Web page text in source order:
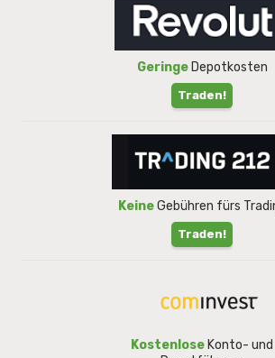
GeringeDepotkosten
Traden!
KeineGebühren fürs
Traden!
KostenloseKonto- und